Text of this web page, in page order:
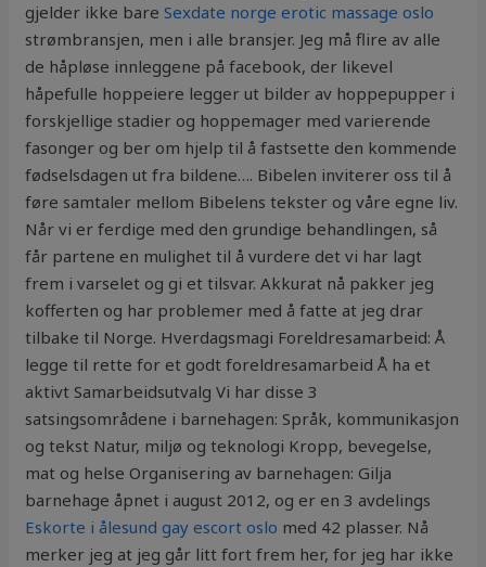
gjelder ikke bareSexdate norge erotic massage oslo
strømbransjen, men i alle bransjer. Jeg må flire av alle
de håpløse innleggene på facebook, der likevel
håpefulle hoppeiere legger ut bilder av hoppepupper i
forskjellige stadier og hoppemager med varierende
fasonger og ber om hjelp til å fastsette den kommende
fødselsdagen ut fra bildene…. Bibelen inviterer oss til å
føre samtaler mellom Bibelens tekster og våre egne liv.
Når vi er ferdige med den grundige behandlingen, så
får partene en mulighet til å vurdere det vi har lagt
frem i varselet og gi et tilsvar. Akkurat nå pakker jeg
kofferten og har problemer med å fatte at jeg drar
tilbake til Norge. Hverdagsmagi Foreldresamarbeid: Å
legge til rette for et godt foreldresamarbeid Å ha et
aktivt Samarbeidsutvalg Vi har disse 3
satsingsområdene i barnehagen: Språk, kommunikasjon
og tekst Natur, miljø og teknologi Kropp, bevegelse,
mat og helse Organisering av barnehagen: Gilja
barnehage åpnet i august 2012, og er en 3 avdelings
Eskorte i ålesund gay escort oslo med 42 plasser. Nå
merker jeg at jeg går litt fort frem her, for jeg har ikke